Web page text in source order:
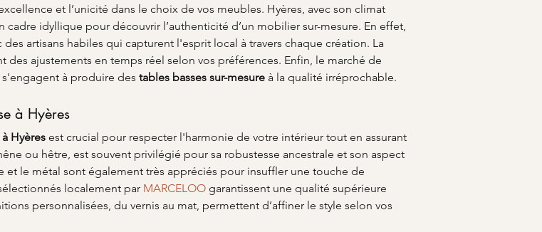
et l’unicité dans le choix de vos meubles. Hyères, avec son climat
idyllique pour découvrir l’authenticité d’un mobilier sur-mesure. En effet,
des artisans habiles qui capturent l'esprit local à travers chaque création. La
ajustements en temps réel selon vos préférences. Enfin, le marché de
à produire des tables basses sur-mesure à la qualité irréprochable.
à Hyères
Hyères est crucial pour respecter l'harmonie de votre intérieur tout en assurant
ou hêtre, est souvent privilégié pour sa robustesse ancestrale et son aspect
le métal sont également très appréciés pour insuffler une touche de
localement par MARCELOO garantissent une qualité supérieure
personnalisées, du vernis au mat, permettent d’affiner le style selon vos